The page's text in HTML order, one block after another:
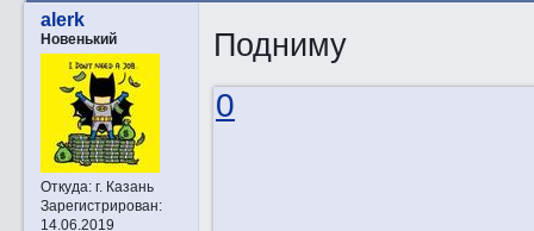
alerk
Новенький
Откуда:г. Казань
Зарегистрирован:
14.06.2019
Подниму
0